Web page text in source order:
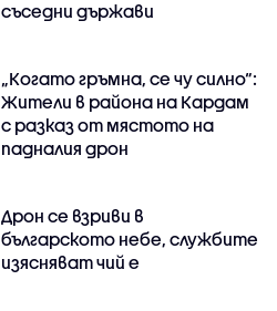
съседни държави
„Когато гръмна, се чу силно“:
Жители в района на Кардам
с разказ от мястото на
падналия дрон
Дрон се взриви в
българското небе, службите
изясняват чий е